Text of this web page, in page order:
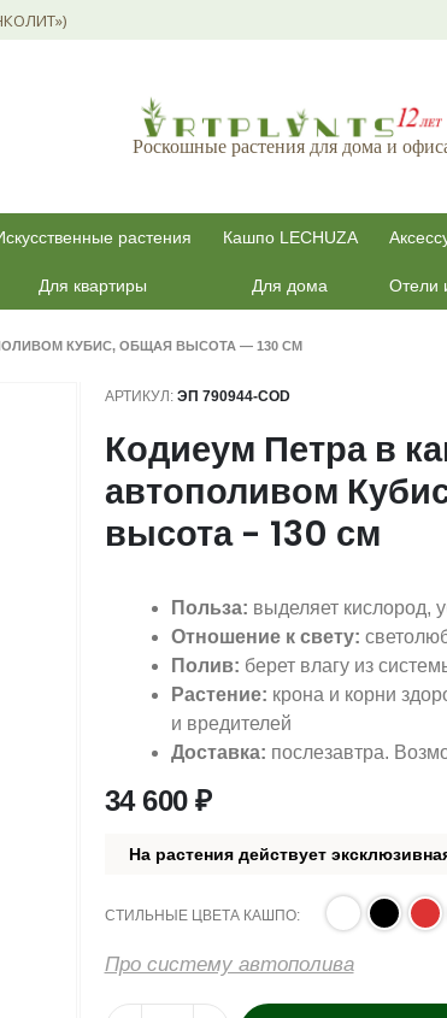
Роскошные растения для дома и
растения Кашпо LECHUZA
Для квартиры Для дома Отели
КУБИС, ОБЩАЯ ВЫСОТА — 130 СМ
АРТИКУЛ: ЭП 790944-COD
Кодиеум Петра в
автополивом
высота - 130 см
Польза: выделяет кислород,
Отношение к свету:
Полив: берет влагу из
Растение: крона и корни
и вредителей
Доставка: послезавтра.
34 600₽
На растения действует
СТИЛЬНЫЕ ЦВЕТА КАШПО
Про систему автополива